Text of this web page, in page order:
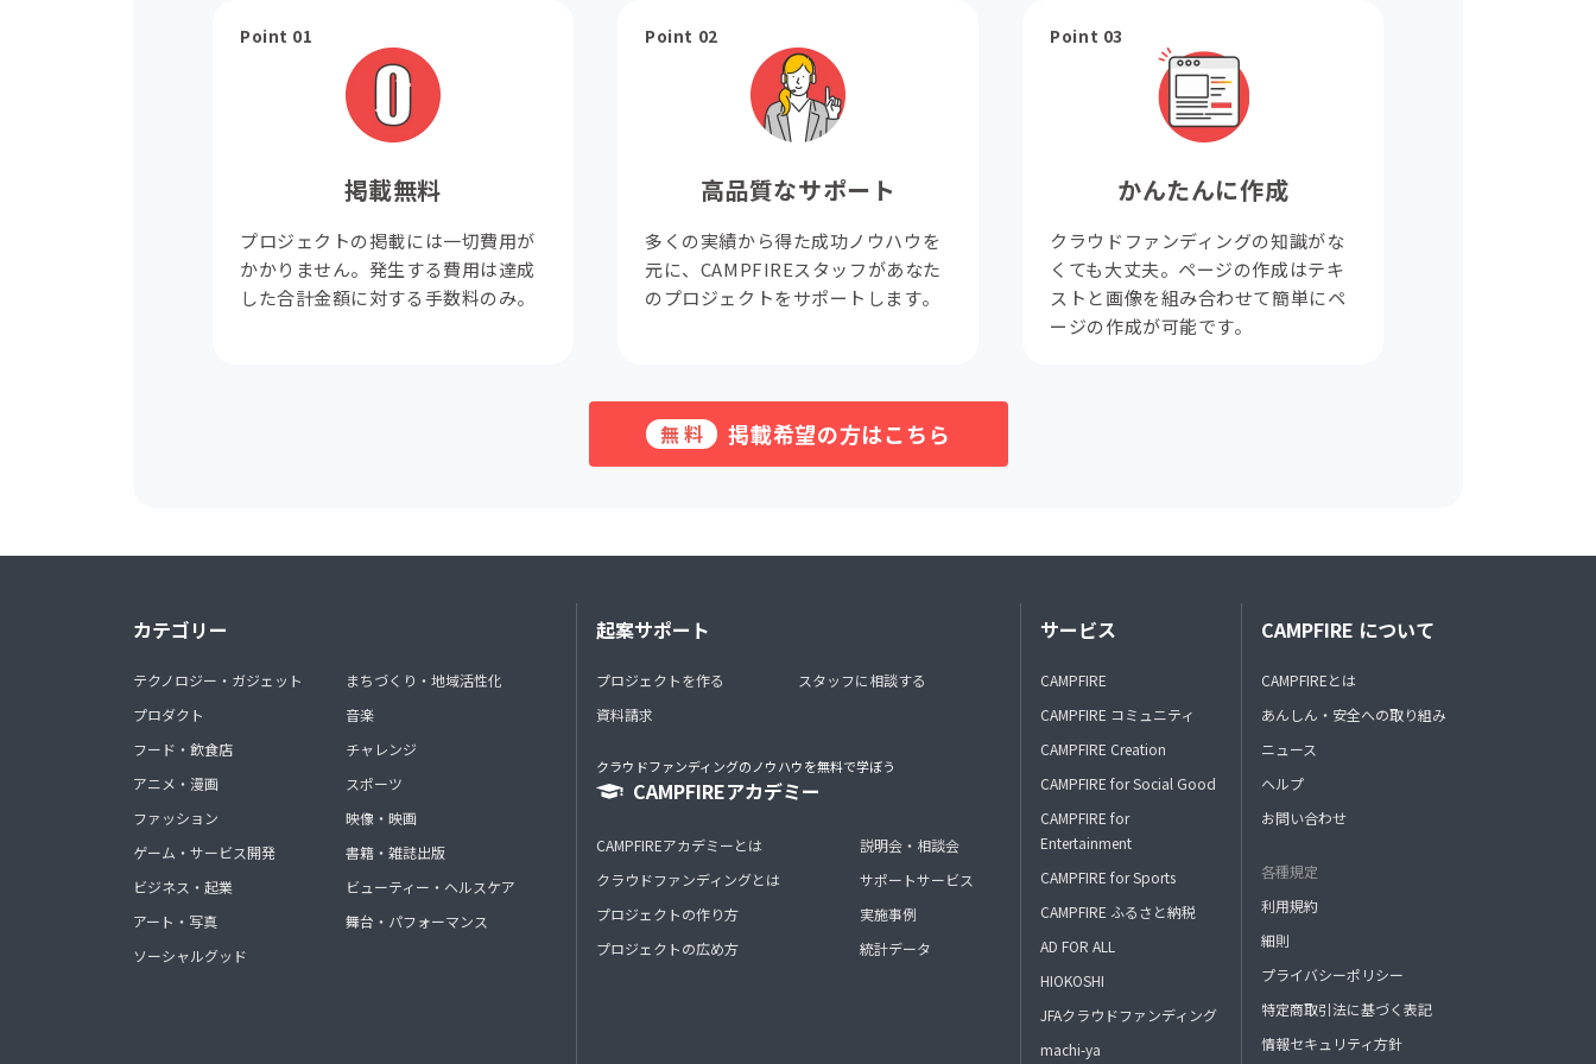
Point 01
掲載無料
プロジェクトの掲載には一切費用が
かかりません。発生する費用は達成
した合計金額に対する手数料のみ。
Point 02
高品質なサポート
多くの実績から得た成功ノウハウを
元に、CAMPFIREスタッフがあなた
のプロジェクトをサポートします。
Point 03
かんたんに作成
クラウドファンディングの知識がな
くても大丈夫。ページの作成はテキ
ストと画像を組み合わせて簡単にペ
ージの作成が可能です。
無料 掲載希望の方はこちら
カテゴリー
テクノロジー・ガジェット
プロダクト
フード・飲食店
アニメ・漫画
ファッション
ゲーム・サービス開発
ビジネス・起業
アート・写真
ソーシャルグッド
まちづくり・地域活性化
音楽
チャレンジ
スポーツ
映像・映画
書籍・雑誌出版
ビューティー・ヘルスケア
舞台・パフォーマンス
起案サポート
プロジェクトを作る
資料請求
スタッフに相談する
クラウドファンディングのノウハウを無料で学ぼう
CAMPFIREアカデミー
CAMPFIREアカデミーとは
クラウドファンディングとは
プロジェクトの作り方
プロジェクトの広め方
説明会・相談会
サポートサービス
実施事例
統計データ
サービス
CAMPFIRE
CAMPFIRE コミュニティ
CAMPFIRE Creation
CAMPFIRE for Social Good
CAMPFIRE for
Entertainment
CAMPFIRE for Sports
CAMPFIRE ふるさと納税
AD FOR ALL
HIOKOSHI
JFAクラウドファンディング
machi-ya
CAMPFIRE について
CAMPFIREとは
あんしん・安全への取り組み
ニュース
ヘルプ
お問い合わせ
各種規定
利用規約
細則
プライバシーポリシー
特定商取引法に基づく表記
情報セキュリティ方針